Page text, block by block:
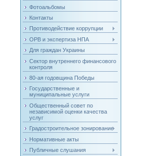
Фотоальбомы
Контакты
Противодействие коррупции
ОРВ и экспертиза НПА
Для граждан Украины
Сектор внутреннего финансового
контроля
80-ая годовщина Победы
Государственные и
муниципальные услуги
Общественный совет по
независимой оценки качества
услуг
Градостроительное зонирование
Нормативные акты
Публичные слушания